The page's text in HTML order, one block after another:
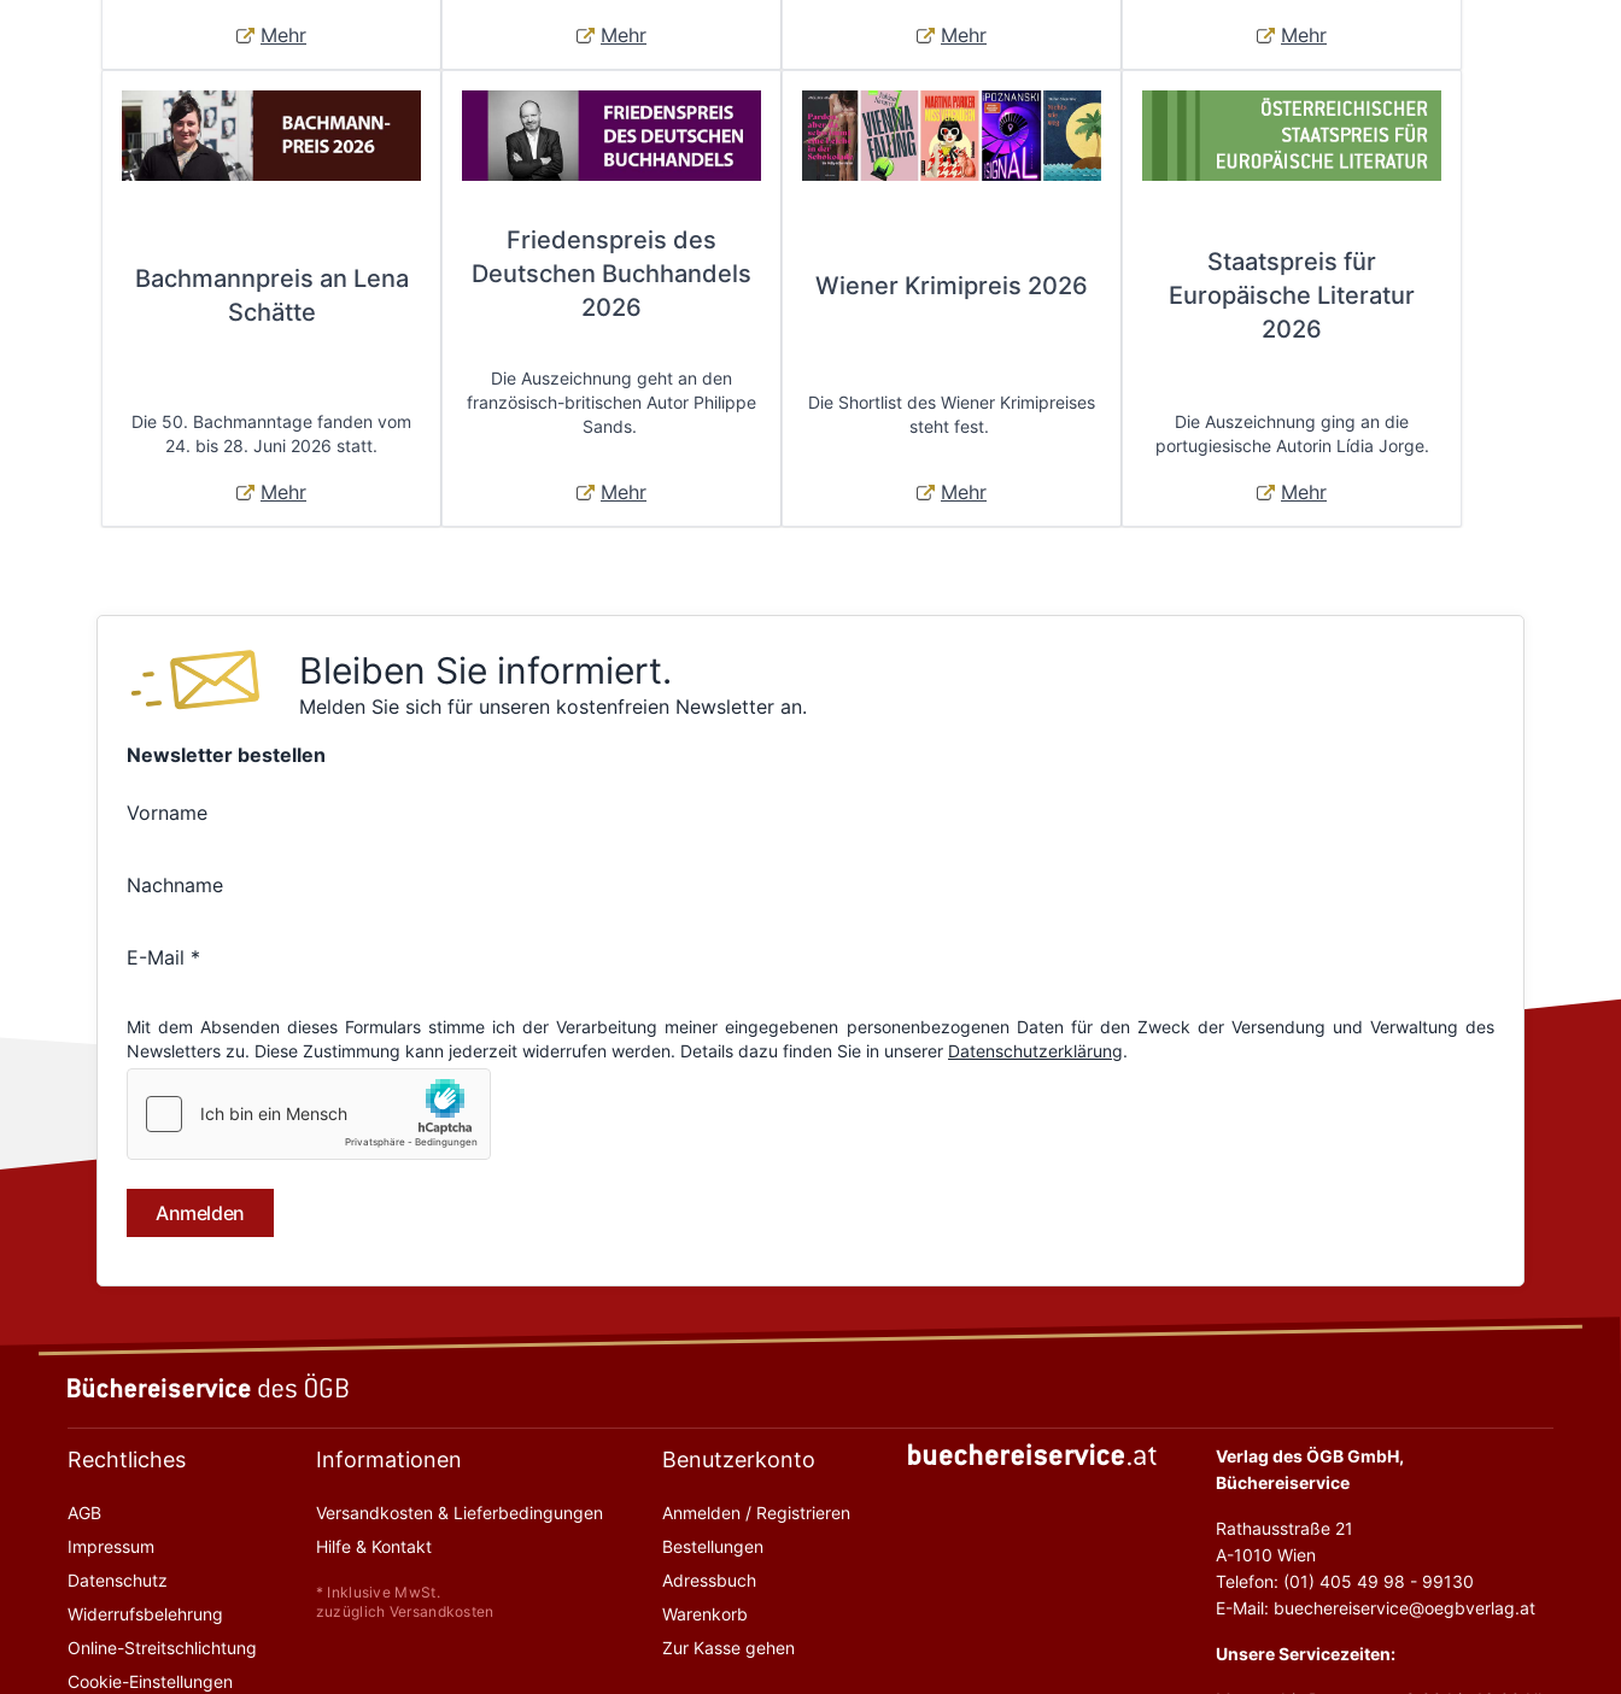
Mehr Mehr Mehr Mehr
Bachmannpreis an Lena
Schätte
Die 50. Bachmanntage fanden vom
24. bis 28. Juni 2026 statt.
Mehr
Friedenspreis des
Deutschen Buchhandels
2026
Die Auszeichnung geht an den
französisch-britischen Autor Philippe
Sands.
Mehr
Wiener Krimipreis 2026
Die Shortlist des Wiener Krimipreises
steht fest.
Mehr
Staatspreis für
Europäische Literatur
2026
Die Auszeichnung ging an die
portugiesische Autorin Lídia Jorge.
Mehr
Bleiben Sie informiert.
Melden Sie sich für unseren kostenfreien Newsletter an.
Rechtliches
AGB
Impressum
Datenschutz
Widerrufsbelehrung
Online-Streitschlichtung
Cookie-Einstellungen
Informationen
Versandkosten & Lieferbedingungen
Hilfe & Kontakt
* Inklusive MwSt.
zuzüglich Versandkosten
Benutzerkonto
Anmelden / Registrieren
Bestellungen
Adressbuch
Warenkorb
Zur Kasse gehen
Verlag des ÖGB GmbH,
Büchereiservice
Rathausstraße 21
A-1010 Wien
Telefon: (01) 405 49 98 - 99130
E-Mail: buechereiservice@oegbverlag.at
Unsere Servicezeiten: